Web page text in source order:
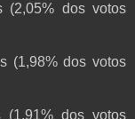
(2,05% dos votos
(1,98% dos votos
(1,91% dos votos